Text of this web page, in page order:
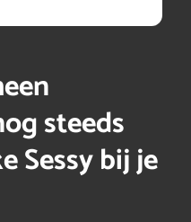
steeds
Sessy bij je